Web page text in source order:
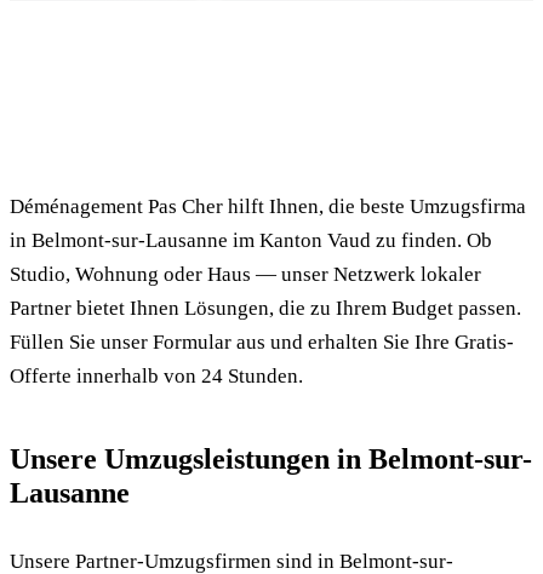
Déménagement Pas Cher hilft Ihnen, die beste Umzugsfirma
in Belmont-sur-Lausanne im Kanton Vaud zu finden. Ob
Studio, Wohnung oder Haus — unser Netzwerk lokaler
Partner bietet Ihnen Lösungen, die zu Ihrem Budget passen.
Füllen Sie unser Formular aus und erhalten Sie Ihre Gratis-
Offerte innerhalb von 24 Stunden.
Unsere Umzugsleistungen in Belmont-sur-
Lausanne
Unsere Partner-Umzugsfirmen sind in Belmont-sur-